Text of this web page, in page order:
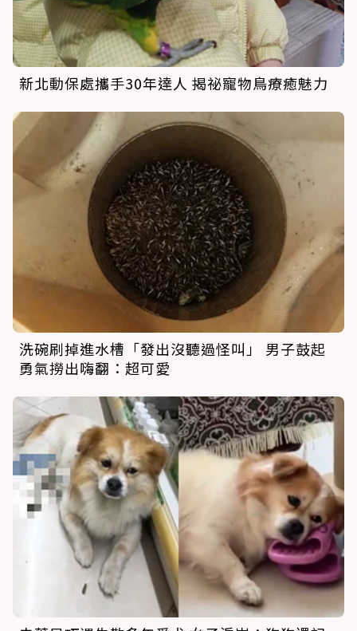
新北動保處攜手30年達人 揭祕寵物鳥療癒魅力
洗碗刷掉進水槽「發出沒聽過怪叫」 男子鼓起
勇氣撈出嗨翻：超可愛